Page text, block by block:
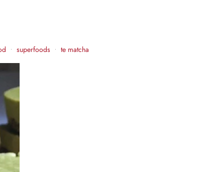
• superfoods • te matcha